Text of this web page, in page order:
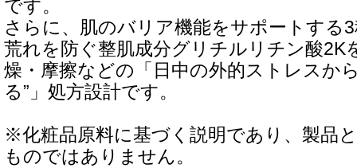
です。
さらに、肌のバリア機能をサポートする
荒れを防ぐ整肌成分グリチルリチン酸2K
燥・摩擦などの「日中の外的ストレスか
る”」処方設計です。
※化粧品原料に基づく説明であり、製品
ものではありません。